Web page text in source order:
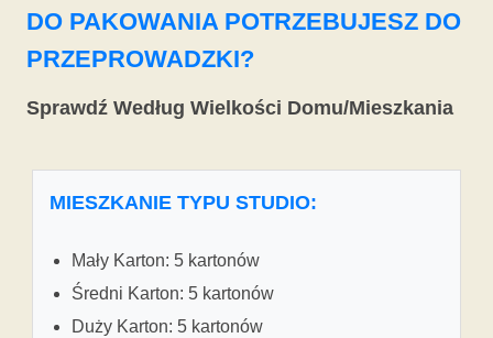
DO PAKOWANIA POTRZEBUJESZ DO
PRZEPROWADZKI?
Sprawdź Według Wielkości Domu/Mieszkania
MIESZKANIE TYPU STUDIO:
Mały Karton: 5 kartonów
Średni Karton: 5 kartonów
Duży Karton: 5 kartonów